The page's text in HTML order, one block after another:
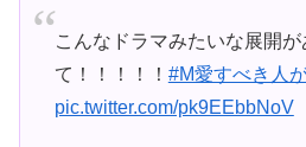
こんなドラマみたいな展開が
て！！！！！ #M愛すべき人
pic.twitter.com/pk9EEbbNoV